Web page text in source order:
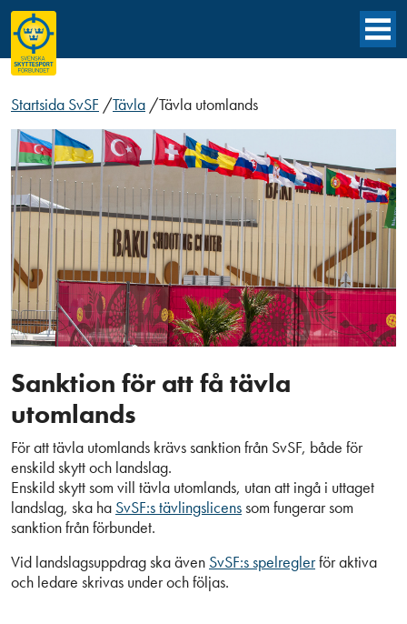
Startsida SvSF /Tävla /Tävla utomlands
Sanktion för att få tävla
utomlands
För att tävla utomlands krävs sanktion från SvSF, både för
enskild skytt och landslag.
Enskild skytt som vill tävla utomlands, utan att ingå i uttaget
landslag, ska ha SvSF:s tävlingslicenssom fungerar som
sanktion från förbundet.
Vid landslagsuppdrag ska även SvSF:s spelreglerför aktiva
och ledare skrivas under och följas.